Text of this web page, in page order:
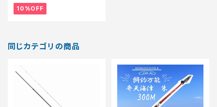
10%OFF
同じカテゴリの商品